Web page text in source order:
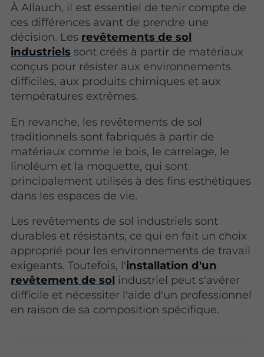
À Allauch, il est essentiel de tenir compte de
ces différences avant de prendre une
décision. Les revêtements de sol
industriels sont créés à partir de matériaux
conçus pour résister aux environnements
difficiles, aux produits chimiques et aux
températures extrêmes.
En revanche, les revêtements de sol
traditionnels sont fabriqués à partir de
matériaux comme le bois, le carrelage, le
linoléum et la moquette, qui sont
principalement utilisés à des fins esthétiques
dans les espaces de vie.
Les revêtements de sol industriels sont
durables et résistants, ce qui en fait un choix
approprié pour les environnements de travail
exigeants. Toutefois, l'installation d'un
revêtement de sol industriel peut s'avérer
difficile et nécessiter l'aide d'un professionnel
en raison de sa composition spécifique.